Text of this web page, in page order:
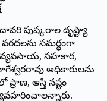
పుష్కరాల దృష్ట్యా
సమర్థంగా
వ్యవసాయ, సహకార,
అధికారులను
ఆస్తి నష్టం